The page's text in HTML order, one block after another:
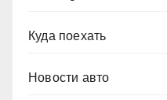
Куда поехать
Новости авто